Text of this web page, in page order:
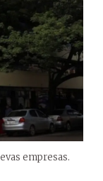
empresas.